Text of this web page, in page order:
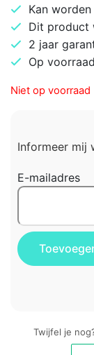
Kan
Dit product
2 jaar
Op
Niet op voorraad
Informeer mij
E-mailadres
Twijfel je